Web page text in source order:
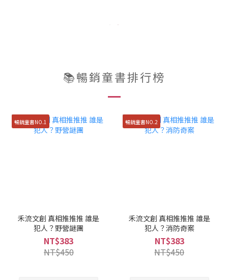
📚暢銷童書排行榜
暢銷童書NO.1
禾流文創 真相推推推 誰是
犯人？野營謎團
NT$383
NT$450
暢銷童書NO.2
禾流文創 真相推推推 誰是
犯人？消防奇案
NT$383
NT$450